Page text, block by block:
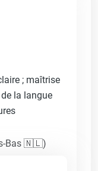
; maîtrise
la langue
Bas 🇳🇱)